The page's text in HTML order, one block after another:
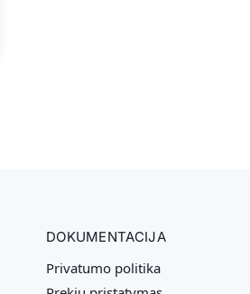
DOKUMENTACIJA
Privatumo politika